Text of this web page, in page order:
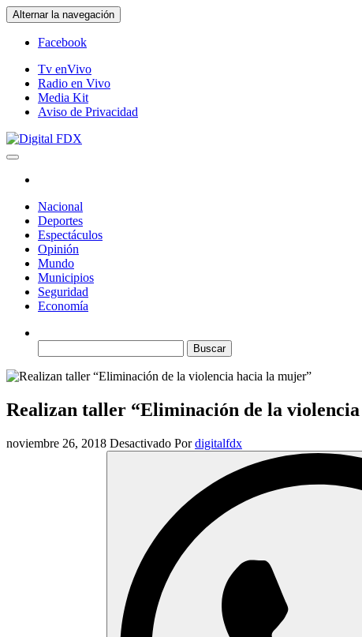
Saltar
al
contenido
Alternar la navegación
Facebook
Tv enVivo
Radio en Vivo
Media Kit
Aviso de Privacidad
Nacional
Deportes
Espectáculos
Opinión
Mundo
Municipios
Seguridad
Economía
Realizan taller “Eliminación de la
noviembre 26, 2018 Desactivado Por digitalfdx